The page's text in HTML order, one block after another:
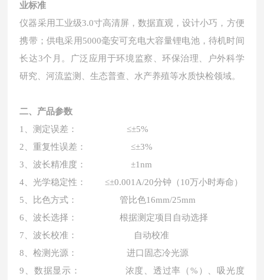
业标准
仪器采用工业级3.0寸高清屏，数据直观，设计小巧，方便
携带；供电采用5000毫安可充电大容量锂电池，待机时间
长达3个月。广泛应用于环境监察、环保治理、户外科学
研究、河流监测、生态普查、水产养殖等水质快检领域。
二、产品参数
1、测定误差： ≤±5%
2、重复性误差： ≤±3%
3、波长精准度： ±1nm
4、光学稳定性： ≤±0.001A/20分钟（10万⼩时寿命）
5、比色方式： 管比色16mm/25mm
6、波长选择： 根据测定项目自动选择
7、波长校准： 自动校准
8、检测光源： 进口固态冷光源
9、数据显示： 浓度、透过率（%）、吸光度